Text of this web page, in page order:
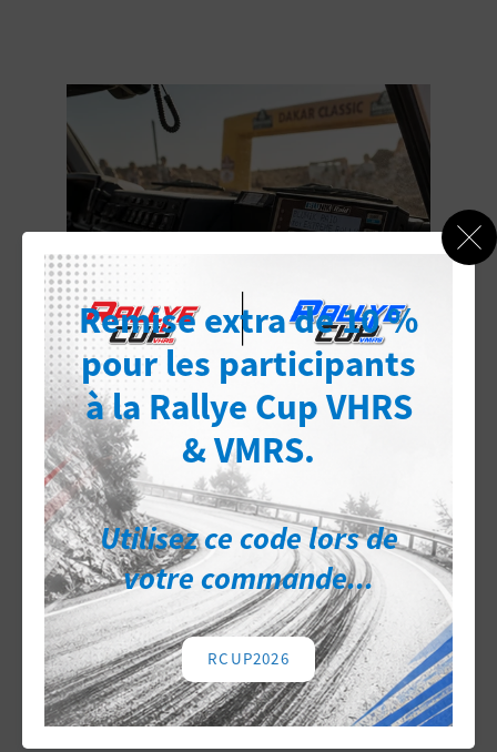
Blunik et TimeOut
Racing : alliance
renouvelée pour le
Dakar Classic 2027.
DAKAR CLASSIC HISTOIRE RAIDS
Remise extra de 10 %
pour les participants
à la Rallye Cup VHRS
& VMRS.
Utilisez ce code lors de
votre commande...
RCUP2026